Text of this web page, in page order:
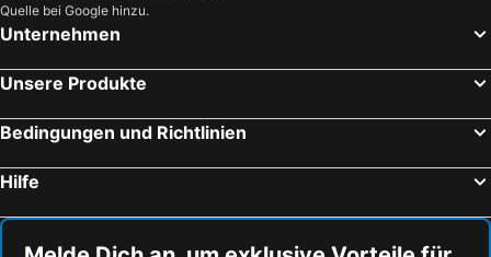
Quelle bei Google hinzu.
Unternehmen
Unsere Produkte
Bedingungen und Richtlinien
Hilfe